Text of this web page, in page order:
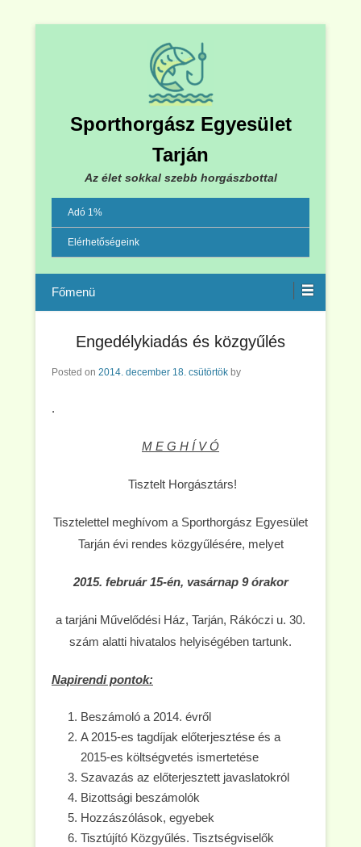
Sporthorgász Egyesület
Tarján
Az élet sokkal szebb horgászbottal
Adó 1%
Elérhetőségeink
Menu
Engedélykiadás és közgyűlés
Posted on 2014. december 18. csütörtök by
.
M E G H Í V Ó
Tisztelt Horgásztárs!
Tisztelettel meghívom a Sporthorgász Egyesület
Tarján évi rendes közgyűlésére, melyet
2015. február 15-én, vasárnap 9 órakor
a tarjáni Művelődési Ház, Tarján, Rákóczi u. 30.
szám alatti hivatalos helyiségében tartunk.
Napirendi pontok:
Beszámoló a 2014. évről
A 2015-es tagdíjak előterjesztése és a
2015-es költségvetés ismertetése
Szavazás az előterjesztett javaslatokról
Bizottsági beszámolók
Hozzászólások, egyebek
Tisztújító Közgyűlés. Tisztségviselők